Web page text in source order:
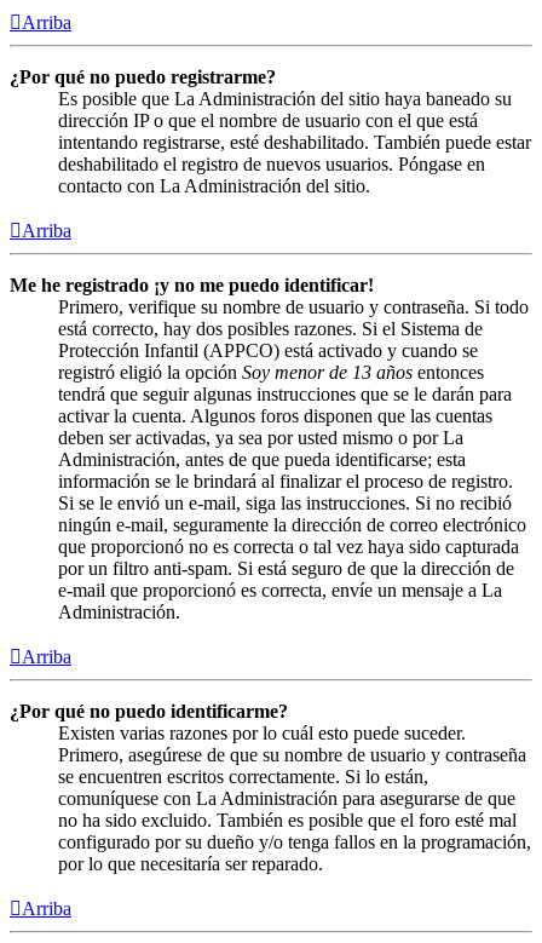
Arriba
¿Por qué no puedo registrarme?
Es posible que La Administración del sitio haya baneado su
dirección IP o que el nombre de usuario con el que está
intentando registrarse, esté deshabilitado. También puede estar
deshabilitado el registro de nuevos usuarios. Póngase en
contacto con La Administración del sitio.
Arriba
Me he registrado ¡y no me puedo identificar!
Primero, verifique su nombre de usuario y contraseña. Si todo
está correcto, hay dos posibles razones. Si el Sistema de
Protección Infantil (APPCO) está activado y cuando se
registró eligió la opción Soy menor de 13 años entonces
tendrá que seguir algunas instrucciones que se le darán para
activar la cuenta. Algunos foros disponen que las cuentas
deben ser activadas, ya sea por usted mismo o por La
Administración, antes de que pueda identificarse; esta
información se le brindará al finalizar el proceso de registro.
Si se le envió un e-mail, siga las instrucciones. Si no recibió
ningún e-mail, seguramente la dirección de correo electrónico
que proporcionó no es correcta o tal vez haya sido capturada
por un filtro anti-spam. Si está seguro de que la dirección de
e-mail que proporcionó es correcta, envíe un mensaje a La
Administración.
Arriba
¿Por qué no puedo identificarme?
Existen varias razones por lo cuál esto puede suceder.
Primero, asegúrese de que su nombre de usuario y contraseña
se encuentren escritos correctamente. Si lo están,
comuníquese con La Administración para asegurarse de que
no ha sido excluido. También es posible que el foro esté mal
configurado por su dueño y/o tenga fallos en la programación,
por lo que necesitaría ser reparado.
Arriba